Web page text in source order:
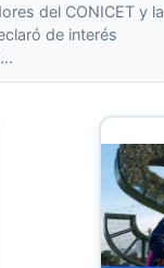
del CONICET y la
de interés